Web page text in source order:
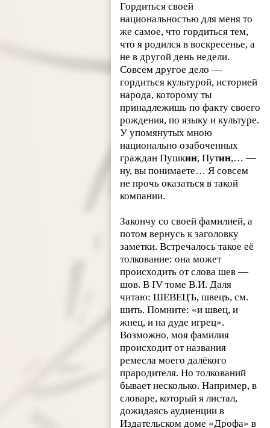
Гордиться своей
национальностью для меня то
же самое, что гордиться тем,
что я родился в воскресенье, а
не в другой день недели.
Совсем другое дело —
гордиться культурой, историей
народа, которому ты
принадлежишь по факту своего
рождения, по языку и культуре.
У упомянутых мною
национально озабоченных
граждан Пушкин,Путин,… —
ну, вы понимаете… Я совсем
не прочь оказаться в такой
компании.
Закончу со своей фамилией, а
потом вернусь к заголовку
заметки. Встречалось такое её
толкование: она может
происходить от слова шев —
шов. В IV томе В.И. Даля
читаю:ШЕВЕЦЪ, швецъ, см.
шить. Помните: «и швец, и
жнец, и на дуде игрец».
Возможно, моя фамилия
происходит от названия
ремесла моего далёкого
прародителя. Но толкований
бывает несколько. Например, в
словаре, который я листал,
дожидаясь аудиенции в
Издательском доме «Дрофа» в